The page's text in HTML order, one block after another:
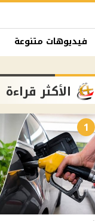
فيديوهات متنوعة
الأكثر قراءة
1